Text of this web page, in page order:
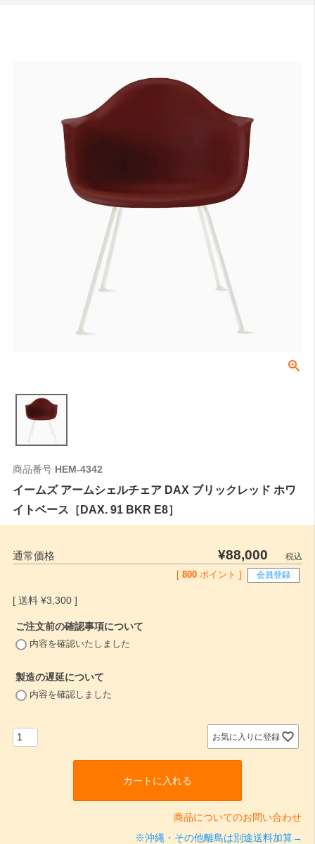
商品番号 HEM-4342
イームズ アームシェルチェア DAX ブリックレッド ホワ
イトベース［DAX. 91 BKR E8］
通常価格 ¥88,000
税込
800 ポイント ] 会員登録
¥3,300
ご注文前の確認事項について
内容を確認いたしました
製造の遅延について
(
内容を確認しました
お気に入りに登録
カートに入れる
商品についてのお問い合わせ
※沖縄・その他離島は別途送料加算→